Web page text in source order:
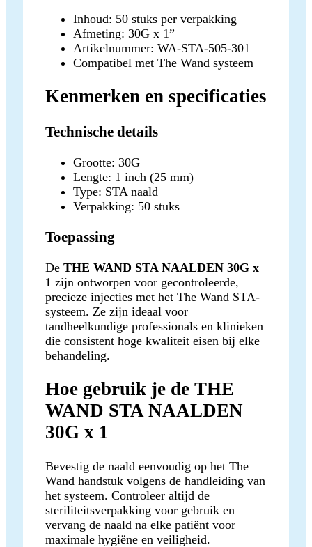
Inhoud: 50 stuks per verpakking
Afmeting: 30G x 1”
Artikelnummer: WA-STA-505-301
Compatibel met The Wand systeem
Kenmerken en specificaties
Technische details
Grootte: 30G
Lengte: 1 inch (25 mm)
Type: STA naald
Verpakking: 50 stuks
Toepassing
De THE WAND STA NAALDEN 30G x
1 zijn ontworpen voor gecontroleerde,
precieze injecties met het The Wand STA-
systeem. Ze zijn ideaal voor
tandheelkundige professionals en klinieken
die consistent hoge kwaliteit eisen bij elke
behandeling.
Hoe gebruik je de THE
WAND STA NAALDEN
30G x 1
Bevestig de naald eenvoudig op het The
Wand handstuk volgens de handleiding van
het systeem. Controleer altijd de
steriliteitsverpakking voor gebruik en
vervang de naald na elke patiënt voor
maximale hygiëne en veiligheid.